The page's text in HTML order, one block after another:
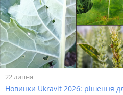
22 липня
Новинки Ukravit 2026: рішення